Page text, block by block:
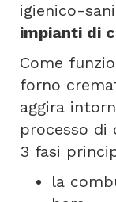
igienico-
impianti di
Come
forno
aggira
processo di
3 fasi
la